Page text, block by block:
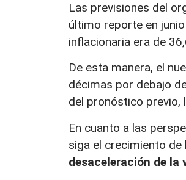
Las previsiones del
último reporte en
inflacionaria era de
De esta manera, el
décimas por debajo
del pronóstico previo,
En cuanto a las
siga el crecimiento
desaceleración de la